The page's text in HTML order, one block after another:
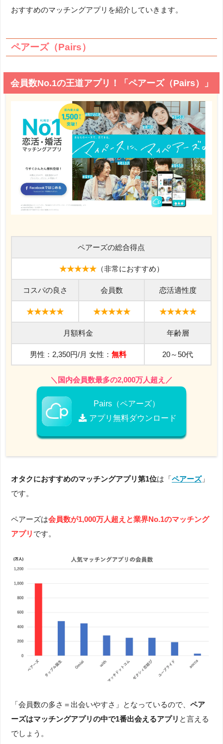
おすすめのマッチングアプリを紹介していきます。
ペアーズ（Pairs）
会員数No.1の王道アプリ！「ペアーズ（Pairs）」
ペアーズの総合得点
★★★★★（非常におすすめ）
コスパの良さ 会員数 恋活適性度
★★★★★ ★★★★★ ★★★★★
月額料金 年齢層
男性：2,350円/月 女性： 無料 20～50代
＼国内会員数最多の2,000万人超え／
Pairs（ペアーズ）
アプリ無料ダウンロード
オタクにおすすめのマッチングアプリ第1位は「ペアーズ」
です。
ペアーズは会員数が1,000万人超えと業界No.1のマッチング
アプリ です。
「会員数の多さ＝出会いやすさ」となっているので、ペア
ーズはマッチングアプリの中で1番出会えるアプリ と言える
でしょう。